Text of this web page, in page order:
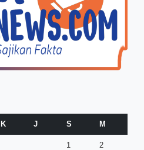
K J S M
1 2